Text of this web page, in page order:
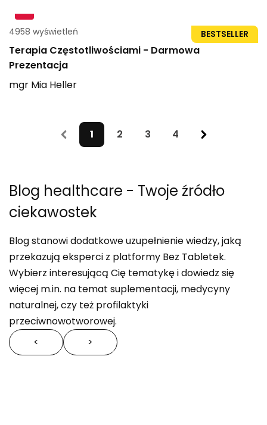
BESTSELLER
4958 wyświetleń 23str
Terapia Częstotliwościami - Darmowa
Prezentacja
mgr Mia Heller
1 2 3 4
Blog healthcare - Twoje źródło
ciekawostek
Blog stanowi dodatkowe uzupełnienie wiedzy, jaką
przekazują eksperci z platformy Bez Tabletek.
Wybierz interesującą Cię tematykę i dowiedz się
więcej m.in. na temat suplementacji, medycyny
naturalnej, czy też profilaktyki
przeciwnowotworowej.
<
>